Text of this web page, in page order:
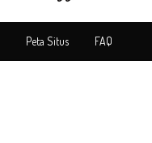
Peta Situs FAQ